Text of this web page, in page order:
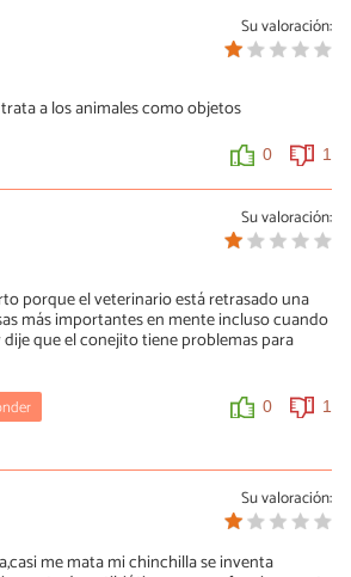
Su valoración:
a los animales como objetos
0 1
Su valoración:
porque el veterinario está retrasado una
más importantes en mente incluso cuando
que el conejito tiene problemas para
0 1
está el animal y ellos no están dentro.
conseguido remontar situaciones muy
seguimiento magnífico. Los animales
Su valoración:
me mata mi chinchilla se inventa